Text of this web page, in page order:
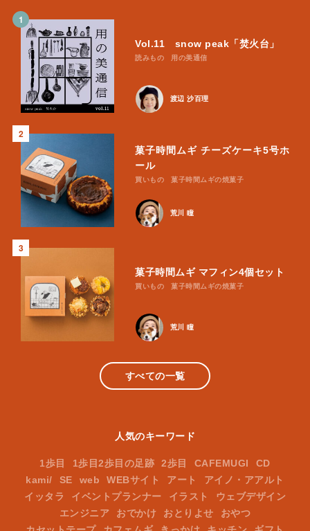
Vol.11 snow peak「焚火台」
読みもの 用の美通信
渡辺 沙百理
1
菓子時間ムギ チーズケーキ5号ホ
ール
買いもの 菓子時間ムギの焼菓子
荒川 瞳
2
菓子時間ムギ マフィン4個セット
買いもの 菓子時間ムギの焼菓子
荒川 瞳
3
すべての一覧
人気のキーワード
1歩目 1歩目2歩目の足跡 2歩目 CAFEMUGI
CD
kami/
SE web WEBサイト アート
アイノ・アアルト
イッタラ
イベントプランナー イラスト
ウェブデザイン
エンジニア
おでかけ おとりよせ
おやつ